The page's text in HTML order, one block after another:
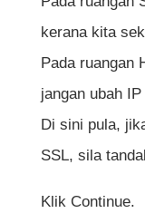
kerana kita
Pada ruangan
jangan ubah
Di sini pula,
SSL, sila
Klik Continue.